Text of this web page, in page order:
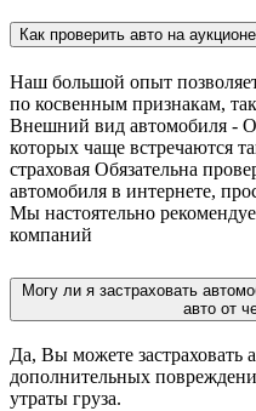
Как проверить авто на
Наш большой опыт
по косвенным признакам,
Внешний вид автомобиля -
которых чаще встречаются
страховая Обязательна
автомобиля в интернете,
Мы настоятельно
компаний
Могу ли я застраховать
авто от
Да, Вы можете застраховать
дополнительных
утраты груза.